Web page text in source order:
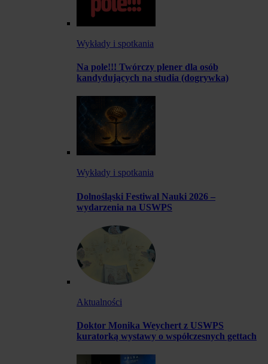
Wykłady i spotkania
Na pole!!! Twórczy plener dla osób
kandydujących na studia (dogrywka)
Wykłady i spotkania
Dolnośląski Festiwal Nauki 2026 –
wydarzenia na USWPS
Aktualności
Doktor Monika Weychert z USWPS
kuratorką wystawy o współczesnych gettach